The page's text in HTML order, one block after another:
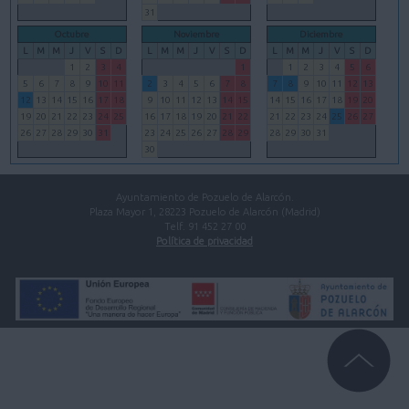
31
M M V S
D
1
2 3
4
5
6 7 8 9 10
11
12
13 14 15 16 17
18
19
20 21 22 23 24
25
26
27 28 29 30 31
M M V S
D
1
2
3 4 5 6 7
8
9
10 11 12 13 14
15
16
17 18 19 20 21
22
23
24 25 26 27 28
29
30
M M V S
D
1
2 3 4 5
6
7
8 9 10 11 12
13
14
15 16 17 18 19
20
21
22 23 24 25 26
27
28
29 30 31
Ayuntamiento de Pozuelo de Alarcón.
Plaza Mayor 1, 28223 Pozuelo de Alarcón (Madrid)
Telf. 91 452 27 00
Política de privacidad